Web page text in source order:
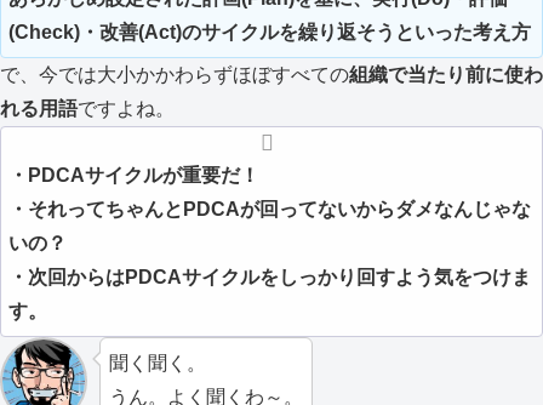
(Check)・改善(Act)のサイクルを繰り返そうといった考え方
で、今では大小かかわらずほぼすべての組織で当たり前に使わ
れる用語ですよね。
・PDCAサイクルが重要だ！
・それってちゃんとPDCAが回ってないからダメなんじゃな
いの？
・次回からはPDCAサイクルをしっかり回すよう気をつけま
す。
聞く聞く。
うん。よく聞くわ～。